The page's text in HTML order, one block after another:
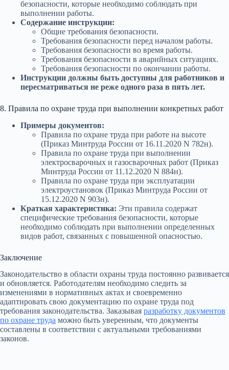
безопасности, которые необходимо соблюдать при
выполнении работы.
Содержание инструкции:
Общие требования безопасности.
Требования безопасности перед началом работы.
Требования безопасности во время работы.
Требования безопасности в аварийных ситуациях.
Требования безопасности по окончании работы.
Инструкции должны быть доступны для работников и
пересматриваться не реже одного раза в пять лет.
8. Правила по охране труда при выполнении конкретных работ
Примеры документов:
Правила по охране труда при работе на высоте
(Приказ Минтруда России от 16.11.2020 N 782н).
Правила по охране труда при выполнении
электросварочных и газосварочных работ (Приказ
Минтруда России от 11.12.2020 N 884н).
Правила по охране труда при эксплуатации
электроустановок (Приказ Минтруда России от
15.12.2020 N 903н).
Краткая характеристика: Эти правила содержат
специфические требования безопасности, которые
необходимо соблюдать при выполнении определенных
видов работ, связанных с повышенной опасностью.
Заключение
Законодательство в области охраны труда постоянно развивается
и обновляется. Работодателям необходимо следить за
изменениями в нормативных актах и своевременно
адаптировать свою документацию по охране труда под
требования законодательства. Заказывая разработку документов
по охране труда можно быть уверенным, что документы
составлены в соответствии с актуальными требованиями
законов.